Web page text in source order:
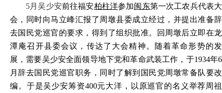
5月吴少安前往福安柏柱洋参加闽东第一次工农兵代表大
会，同时向马立峰汇报了 周墩县委成立经过，并提出准备辞
去国民党巡官的要求，得到了组织批准。回周墩后立即在龙
潭庵召开县委会议，传达了大会精神。随着革命形势的发
展，需要吴少安全面领导地下党和革命武装工作，于1934年6
月辞去国民党巡官职务，同时了解到国民党周墩常备队要改
编。于是吴少安筹资400元大洋，以原巡官的名义举荐周祖